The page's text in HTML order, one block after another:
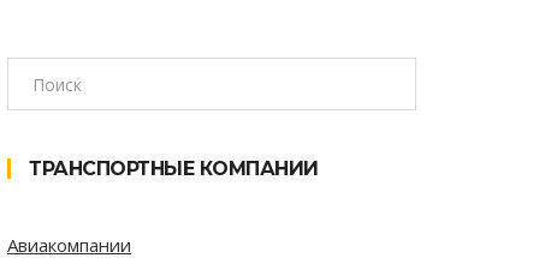
ТРАНСПОРТНЫЕ КОМПАНИИ
Авиакомпании